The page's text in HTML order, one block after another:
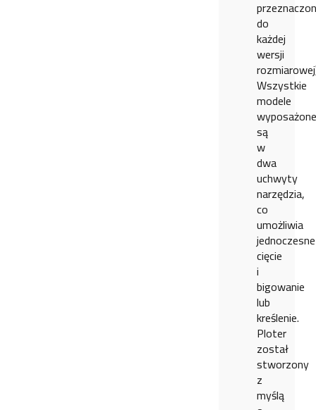
do
każdej
wersji
Wszystkie
modele
wyposażone
są
w
dwa
uchwyty
narzędzia,
co
umożliwia
jednoczesne
cięcie
i
bigowanie
lub
kreślenie.
Ploter
został
stworzony
z
myślą